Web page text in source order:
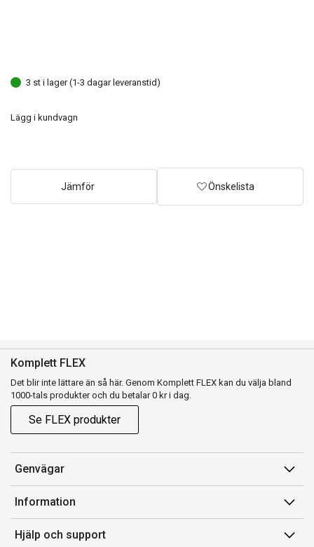
3 st i lager (1-3 dagar leveranstid)
Lägg i kundvagn
Jämför Önskelista
Komplett FLEX
Det blir inte lättare än så här. Genom Komplett FLEX kan du välja bland
1000-tals produkter och du betalar 0 kr i dag.
Se FLEX produkter
Genvägar
Konto
Orderhistorik
Presentkort
Information
Försäljningsvillkor
Hjälp och support